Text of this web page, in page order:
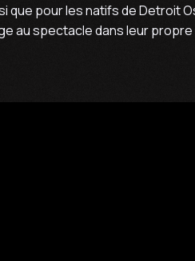
que pour les natifs de Detroit
au spectacle dans leur